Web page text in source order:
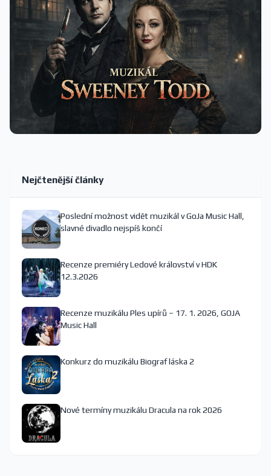
Nejčtenější články
Poslední možnost vidět muzikál v GoJa Music Hall,
slavné divadlo nejspíš končí
Recenze premiéry Ledové království v HDK
12.3.2026
Recenze muzikálu Ples upírů – 17. 1. 2026, GOJA
Music Hall
Konkurz do muzikálu Biograf láska 2
Nové termíny muzikálu Dracula na rok 2026